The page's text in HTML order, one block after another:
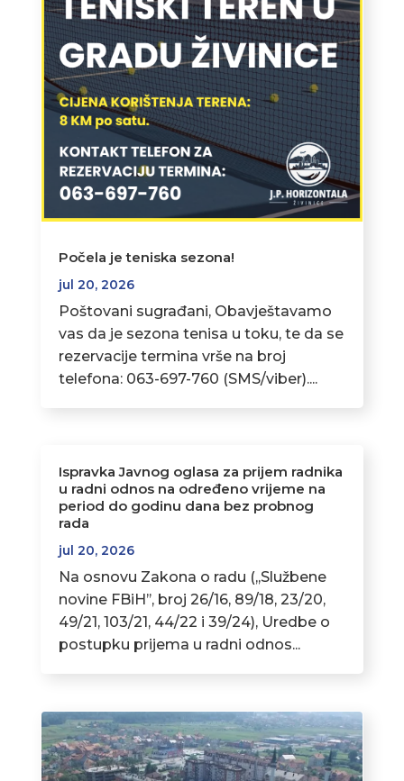
Počela je teniska sezona!
jul 20, 2026
Poštovani sugrađani, Obavještavamo
vas da je sezona tenisa u toku, te da se
rezervacije termina vrše na broj
telefona: 063-697-760 (SMS/viber)....
Ispravka Javnog oglasa za prijem radnika
u radni odnos na određeno vrijeme na
period do godinu dana bez probnog
rada
jul 20, 2026
Na osnovu Zakona o radu (,,Službene
novine FBiH’’, broj 26/16, 89/18, 23/20,
49/21, 103/21, 44/22 i 39/24), Uredbe o
postupku prijema u radni odnos...